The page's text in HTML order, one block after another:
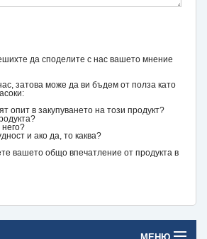
да споделите с нас вашето мнение
затова може да ви бъдем от полза като
опит в закупуването на този продукт?
него?
и ако да, то каква?
вашето общо впечатление от продукта в
МЕНЮ